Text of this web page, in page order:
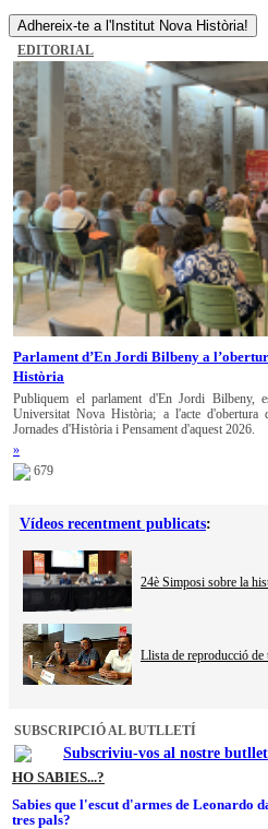
Adhereix-te a l'Institut Nova Història!
EDITORIAL
Parlament d’En Jordi Bilbeny a
Història
Publiquem el parlament d'En Jordi Bilbeny,
Universitat Nova Història; a l'acte
Jornades d'Història i Pensament d'aquest 2026.
»
679
Vídeos recentment publicats:
24è Simposi sobre la
Llista de reproducció
SUBSCRIPCIÓ AL BUTLLETÍ
Subscriviu-vos al nostre
HO SABIES...?
Sabies que l'escut d'armes de Leonardo
tres pals?